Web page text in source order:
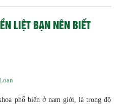
LIỆT BẠN NÊN BIẾT
phổ biến ở nam giới, là trong độ